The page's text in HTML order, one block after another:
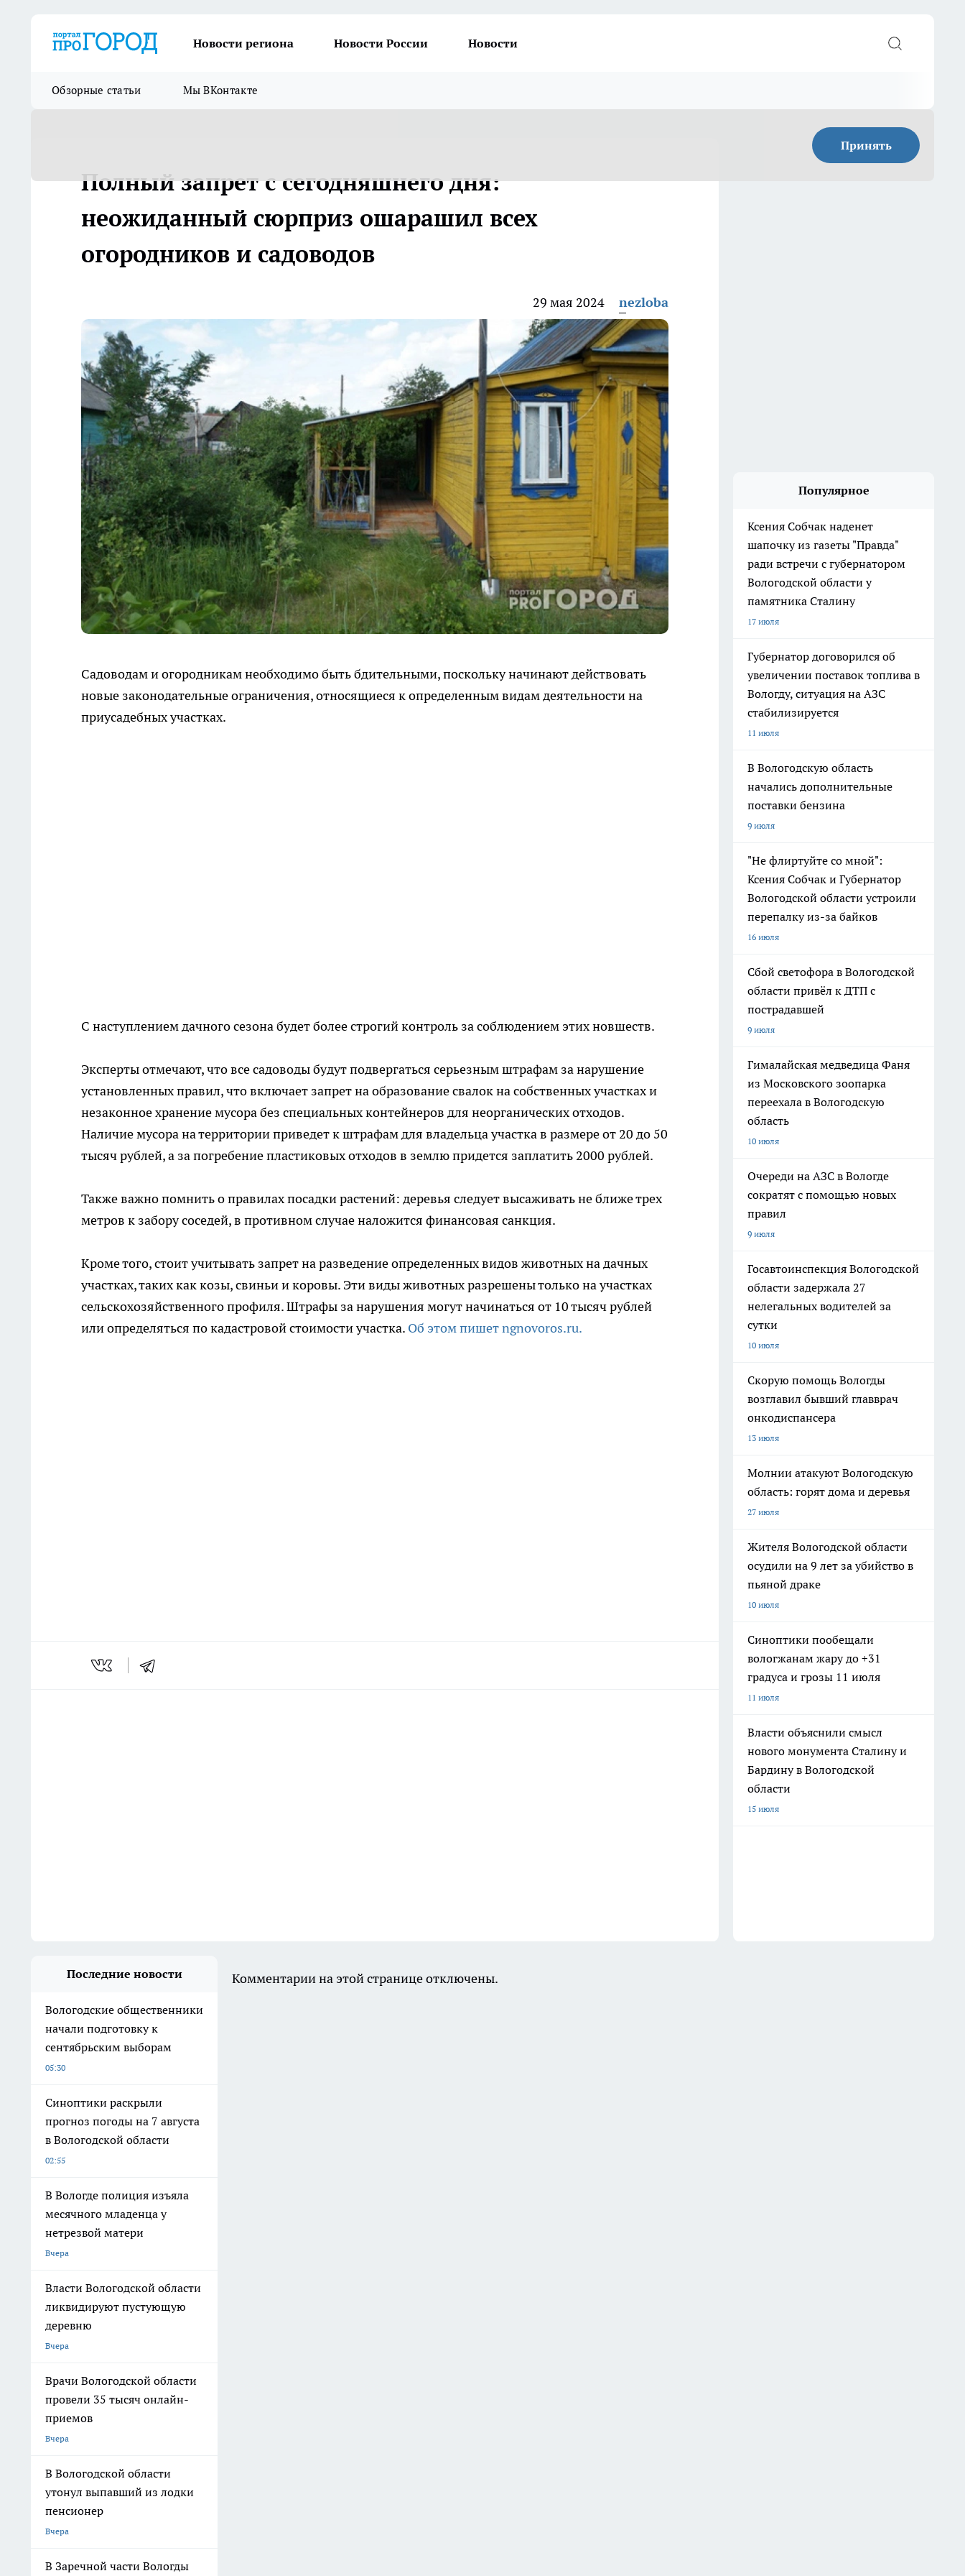
Новости региона Новости России Новости
Обзорные статьи Мы ВКонтакте
Принять
Полный запрет с сегодняшнего дня:
неожиданный сюрприз ошарашил всех
огородников и садоводов
29 мая 2024 nezloba
Садоводам и огородникам необходимо быть бдительными, поскольку начинают действовать
новые законодательные ограничения, относящиеся к определенным видам деятельности на
приусадебных участках.
С наступлением дачного сезона будет более строгий контроль за соблюдением этих новшеств.
Эксперты отмечают, что все садоводы будут подвергаться серьезным штрафам за нарушение
установленных правил, что включает запрет на образование свалок на собственных участках и
незаконное хранение мусора без специальных контейнеров для неорганических отходов.
Наличие мусора на территории приведет к штрафам для владельца участка в размере от 20 до 50
тысяч рублей, а за погребение пластиковых отходов в землю придется заплатить 2000 рублей.
Также важно помнить о правилах посадки растений: деревья следует высаживать не ближе трех
метров к забору соседей, в противном случае наложится финансовая санкция.
Кроме того, стоит учитывать запрет на разведение определенных видов животных на дачных
участках, таких как козы, свиньи и коровы. Эти виды животных разрешены только на участках
сельскохозяйственного профиля. Штрафы за нарушения могут начинаться от 10 тысяч рублей
или определяться по кадастровой стоимости участка. Об этом пишет ngnovoros.ru.
Популярное
Ксения Собчак наденет
шапочку из газеты "Правда"
ради встречи с губернатором
Вологодской области у
памятника Сталину
17 июля
Губернатор договорился об
увеличении поставок топлива в
Вологду, ситуация на АЗС
стабилизируется
11 июля
В Вологодскую область
начались дополнительные
поставки бензина
9 июля
"Не флиртуйте со мной":
Ксения Собчак и Губернатор
Вологодской области устроили
перепалку из-за байков
16 июля
Сбой светофора в Вологодской
области привёл к ДТП с
пострадавшей
9 июля
Гималайская медведица Фаня
из Московского зоопарка
переехала в Вологодскую
область
10 июля
Очереди на АЗС в Вологде
сократят с помощью новых
правил
9 июля
Госавтоинспекция Вологодской
области задержала 27
нелегальных водителей за
сутки
10 июля
Скорую помощь Вологды
возглавил бывший главврач
онкодиспансера
13 июля
Молнии атакуют Вологодскую
область: горят дома и деревья
27 июля
Жителя Вологодской области
осудили на 9 лет за убийство в
пьяной драке
10 июля
Синоптики пообещали
вологжанам жару до +31
градуса и грозы 11 июля
11 июля
Власти объяснили смысл
нового монумента Сталину и
Бардину в Вологодской
области
15 июля
Последние новости
Вологодские общественники
начали подготовку к
сентябрьским выборам
05:30
Синоптики раскрыли
прогноз погоды на 7 августа
в Вологодской области
02:55
В Вологде полиция изъяла
месячного младенца у
нетрезвой матери
Вчера
Власти Вологодской области
ликвидируют пустующую
деревню
Вчера
Врачи Вологодской области
провели 35 тысяч онлайн-
приемов
Вчера
В Вологодской области
утонул выпавший из лодки
пенсионер
Вчера
В Заречной части Вологды
Комментарии на этой странице отключены.